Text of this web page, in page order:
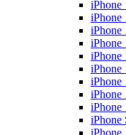
iPhone
iPhone
iPhone
iPhone
iPhone
iPhone
iPhone
iPhone
iPhone
iPhone
iPhone